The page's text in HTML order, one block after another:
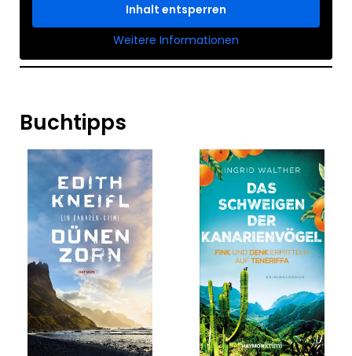
Inhalt entsperren
Weitere Informationen
Buchtipps